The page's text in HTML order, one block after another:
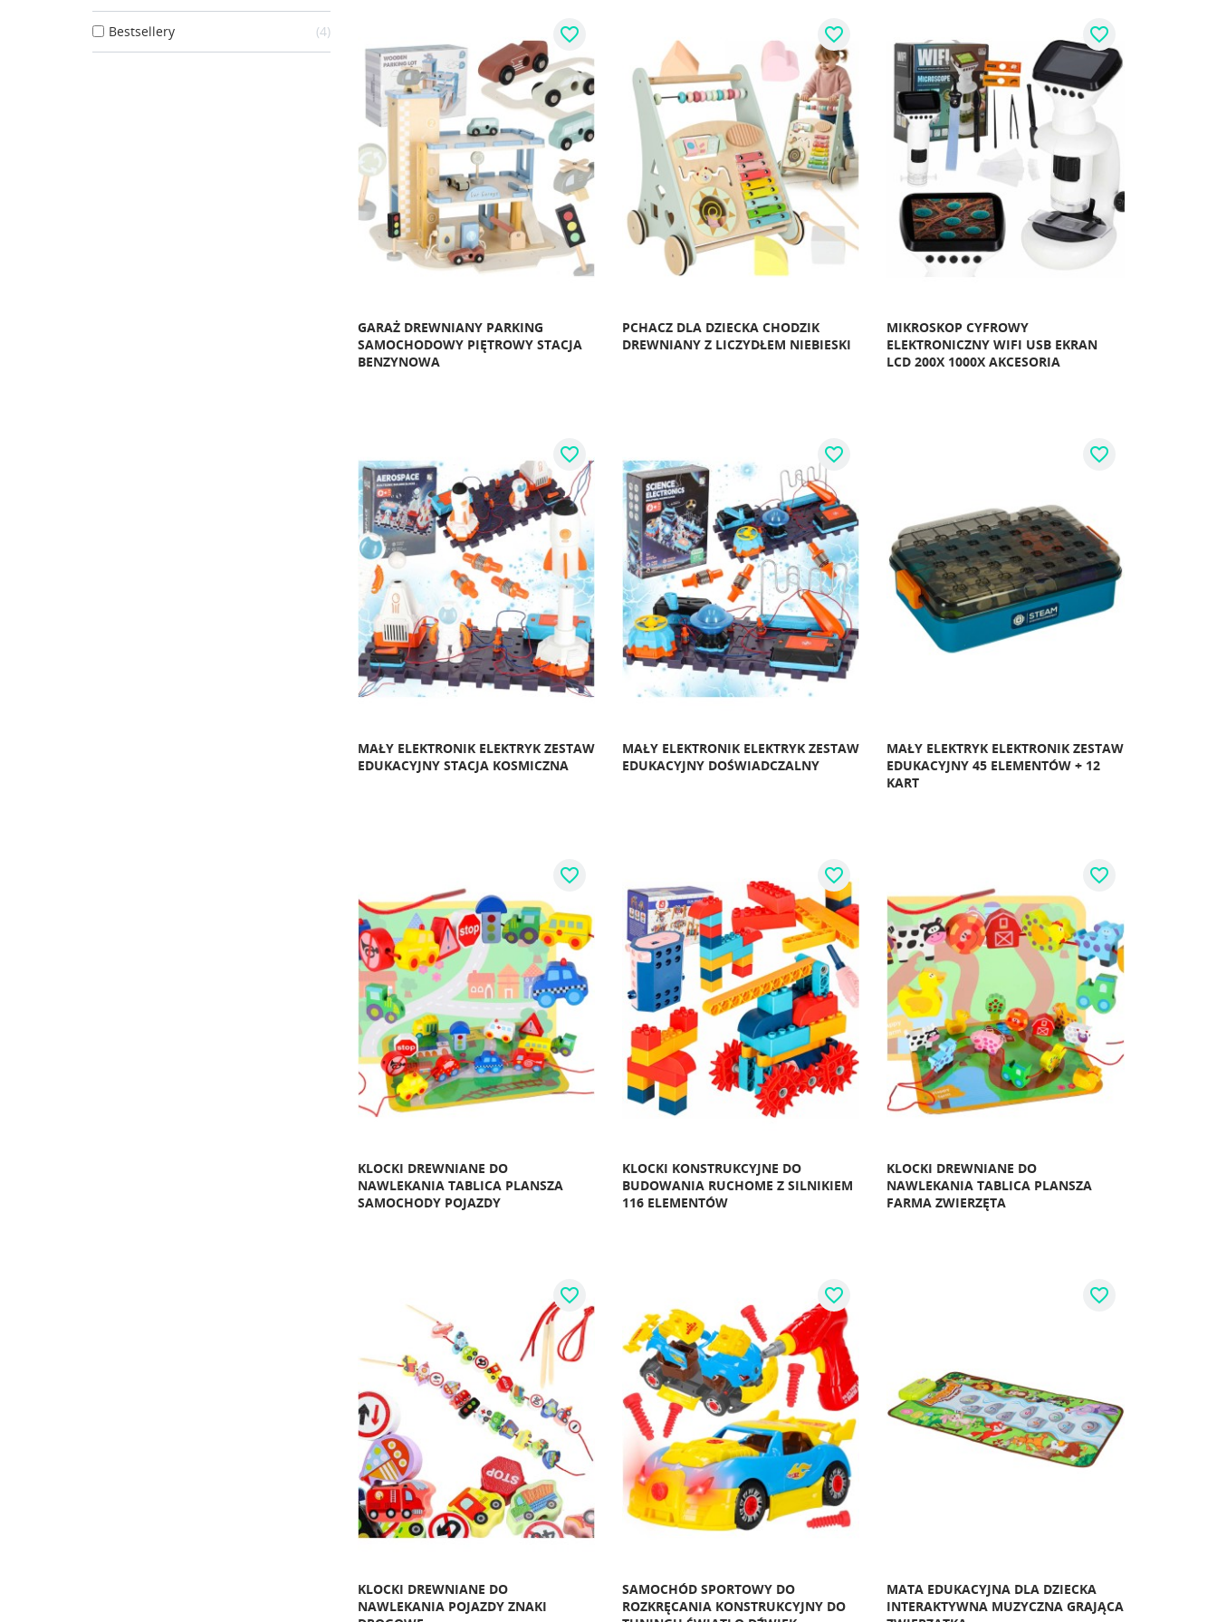
Bestsellery 4
GARAŻ DREWNIANY PARKING
SAMOCHODOWY PIĘTROWY STACJA
BENZYNOWA
favorite_border
PCHACZ DLA DZIECKA CHODZIK
DREWNIANY Z LICZYDŁEM NIEBIESKI
favorite_border
MIKROSKOP CYFROWY
ELEKTRONICZNY WIFI USB EKRAN
LCD 200X 1000X AKCESORIA
favorite_border
MAŁY ELEKTRONIK ELEKTRYK ZESTAW
EDUKACYJNY STACJA KOSMICZNA
favorite_border
MAŁY ELEKTRONIK ELEKTRYK ZESTAW
EDUKACYJNY DOŚWIADCZALNY
favorite_border
MAŁY ELEKTRYK ELEKTRONIK ZESTAW
EDUKACYJNY 45 ELEMENTÓW + 12
KART
favorite_border
KLOCKI DREWNIANE DO
NAWLEKANIA TABLICA PLANSZA
SAMOCHODY POJAZDY
favorite_border
KLOCKI KONSTRUKCYJNE DO
BUDOWANIA RUCHOME Z SILNIKIEM
116 ELEMENTÓW
favorite_border
KLOCKI DREWNIANE DO
NAWLEKANIA TABLICA PLANSZA
FARMA ZWIERZĘTA
favorite_border
KLOCKI DREWNIANE DO
NAWLEKANIA POJAZDY ZNAKI
favorite_border
SAMOCHÓD SPORTOWY DO
ROZKRĘCANIA KONSTRUKCYJNY DO
favorite_border
MATA EDUKACYJNA DLA DZIECKA
INTERAKTYWNA MUZYCZNA GRAJĄCA
favorite_border